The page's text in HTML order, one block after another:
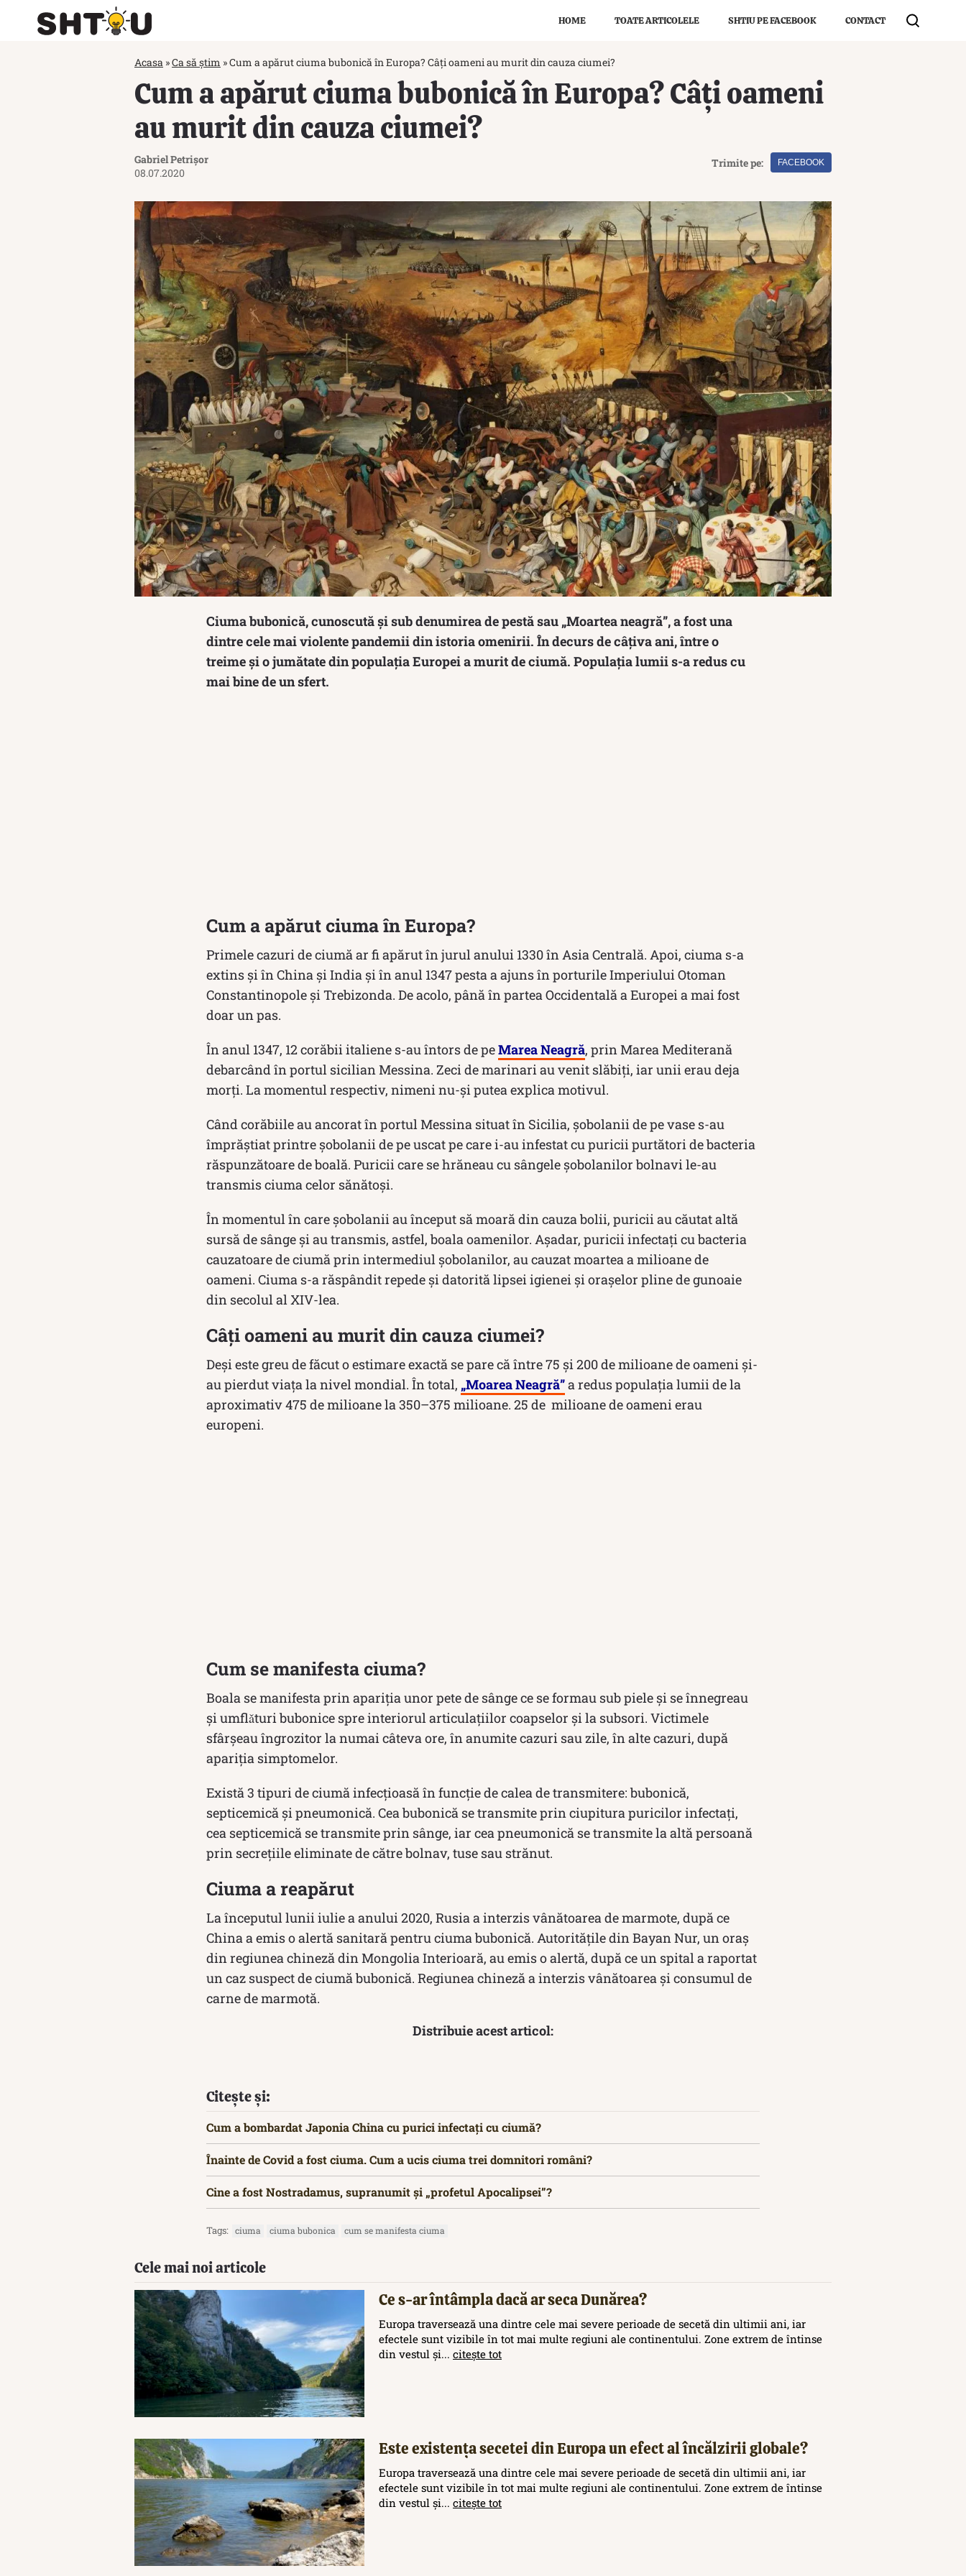
HOME TOATE ARTICOLELE SHTIU PE FACEBOOK CONTACT
Acasa »Ca să știm »Cum a apărut ciuma bubonică în Europa? Câți oameni au murit din cauza ciumei?
Cum a apărut ciuma bubonică în Europa? Câți oameni
au murit din cauza ciumei?
Gabriel Petrișor
08.07.2020
Trimite pe: FACEBOOK
Ciuma bubonică, cunoscută și sub denumirea de pestă sau „Moartea neagră”, a fost una
dintre cele mai violente pandemii din istoria omenirii. În decurs de câțiva ani, între o
treime și o jumătate din populația Europei a murit de ciumă. Populația lumii s-a redus cu
mai bine de un sfert.
Cum a apărut ciuma în Europa?
Primele cazuri de ciumă ar fi apărut în jurul anului 1330 în Asia Centrală. Apoi, ciuma s-a
extins și în China și India și în anul 1347 pesta a ajuns în porturile Imperiului Otoman
Constantinopole și Trebizonda. De acolo, până în partea Occidentală a Europei a mai fost
doar un pas.
În anul 1347, 12 corăbii italiene s-au întors de peMarea Neagră, prin Marea Mediterană
debarcând în portul sicilian Messina. Zeci de marinari au venit slăbiți, iar unii erau deja
morți. La momentul respectiv, nimeni nu-și putea explica motivul.
Când corăbiile au ancorat în portul Messina situat în Sicilia, șobolanii de pe vase s-au
împrăștiat printre șobolanii de pe uscat pe care i-au infestat cu puricii purtători de bacteria
răspunzătoare de boală. Puricii care se hrăneau cu sângele șobolanilor bolnavi le-au
transmis ciuma celor sănătoși.
În momentul în care șobolanii au început să moară din cauza bolii, puricii au căutat altă
sursă de sânge și au transmis, astfel, boala oamenilor. Așadar, puricii infectați cu bacteria
cauzatoare de ciumă prin intermediul șobolanilor, au cauzat moartea a milioane de
oameni. Ciuma s-a răspândit repede și datorită lipsei igienei și orașelor pline de gunoaie
din secolul al XIV-lea.
Câți oameni au murit din cauza ciumei?
Deși este greu de făcut o estimare exactă se pare că între 75 și 200 de milioane de oameni și-
au pierdut viața la nivel mondial. În total, „Moarea Neagră”a redus populația lumii de la
aproximativ 475 de milioane la 350–375 milioane. 25 de milioane de oameni erau
europeni.
Cum se manifesta ciuma?
Boala se manifesta prin apariția unor pete de sânge ce se formau sub piele și se înnegreau
și umflǎturi bubonice spre interiorul articulațiilor coapselor și la subsori. Victimele
sfârșeau îngrozitor la numai câteva ore, în anumite cazuri sau zile, în alte cazuri, după
apariția simptomelor.
Există 3 tipuri de ciumă infecțioasă în funcție de calea de transmitere: bubonică,
septicemică și pneumonică. Cea bubonică se transmite prin ciupitura puricilor infectați,
cea septicemică se transmite prin sânge, iar cea pneumonică se transmite la altă persoană
prin secrețiile eliminate de către bolnav, tuse sau strănut.
Ciuma a reapărut
La începutul lunii iulie a anului 2020, Rusia a interzis vânătoarea de marmote, după ce
China a emis o alertă sanitară pentru ciuma bubonică. Autoritățile din Bayan Nur, un oraș
din regiunea chineză din Mongolia Interioară, au emis o alertă, după ce un spital a raportat
un caz suspect de ciumă bubonică. Regiunea chineză a interzis vânătoarea și consumul de
carne de marmotă.
Distribuie acest articol:
Citește și:
Cum a bombardat Japonia China cu purici infectați cu ciumă?
Înainte de Covid a fost ciuma. Cum a ucis ciuma trei domnitori români?
Cine a fost Nostradamus, supranumit și „profetul Apocalipsei”?
Tags: ciuma ciuma bubonica cum se manifesta ciuma
Cele mai noi articole
Ce s-ar întâmpla dacă ar seca Dunărea?
Europa traversează una dintre cele mai severe perioade de secetă din ultimii ani, iar
efectele sunt vizibile în tot mai multe regiuni ale continentului. Zone extrem de întinse
din vestul și... citește tot
Este existența secetei din Europa un efect al încălzirii globale?
Europa traversează una dintre cele mai severe perioade de secetă din ultimii ani, iar
efectele sunt vizibile în tot mai multe regiuni ale continentului. Zone extrem de întinse
din vestul și... citește tot